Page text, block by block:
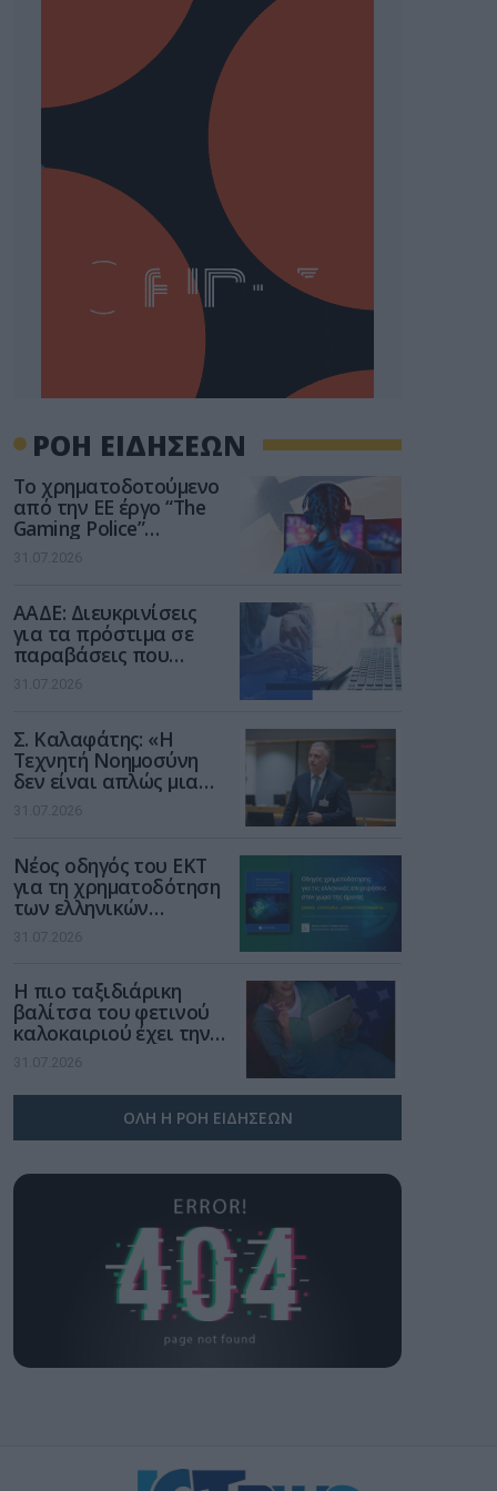
ΡΟΗ ΕΙΔΗΣΕΩΝ
Το χρηματοδοτούμενο
από την ΕΕ έργο “The
Gaming Police”
ενισχύει την ασφάλεια
των παιδιών στο
31.07.2026
ΑΑΔΕ: Διευκρινίσεις
για τα πρόστιμα σε
παραβάσεις που
αφορούν τους ΦΗΜ
31.07.2026
Σ. Καλαφάτης: «Η
Τεχνητή Νοημοσύνη
δεν είναι απλώς μια
νέα τεχνολογία, είναι
μια νέα βιομηχανική
31.07.2026
Νέος οδηγός του ΕΚΤ
για τη χρηματοδότηση
των ελληνικών
επιχειρήσεων στον
χώρο της άμυνας
31.07.2026
Η πιο ταξιδιάρικη
βαλίτσα του φετινού
καλοκαιριού έχει την
υπογραφή της Xiaomi
31.07.2026
ΟΛΗ Η ΡΟΗ ΕΙΔΗΣΕΩΝ